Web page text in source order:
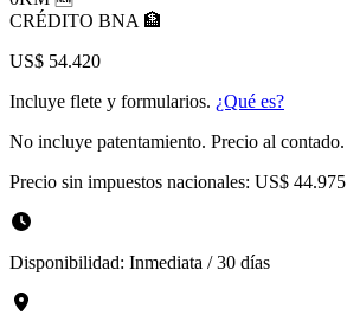
CRÉDITO BNA 🏦
US$ 54.420
Incluye flete y formularios. ¿Qué es?
No incluye patentamiento. Precio al contado.
Precio sin impuestos nacionales: US$ 44.975
Disponibilidad: Inmediata / 30 días